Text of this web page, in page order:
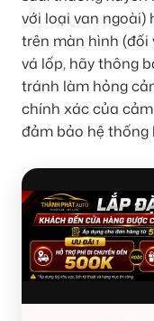
với loại van ngoài)
trên màn hình (đối
vá lốp, hãy thông
tránh làm hỏng
chính xác của
đảm bảo hệ thống